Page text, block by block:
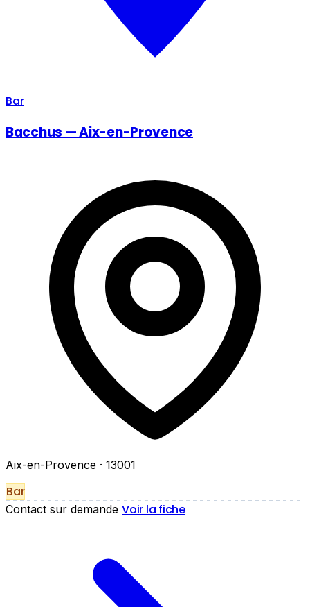
Bar
Bacchus — Aix-en-Provence
Aix-en-Provence · 13001
Bar
Contact sur demande Voir la fiche